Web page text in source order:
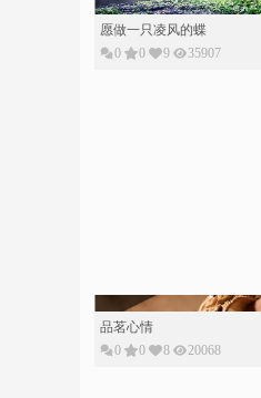
愿做一只凌风的蝶
0
0 9 35907
品茗心情
0
0 8 20068